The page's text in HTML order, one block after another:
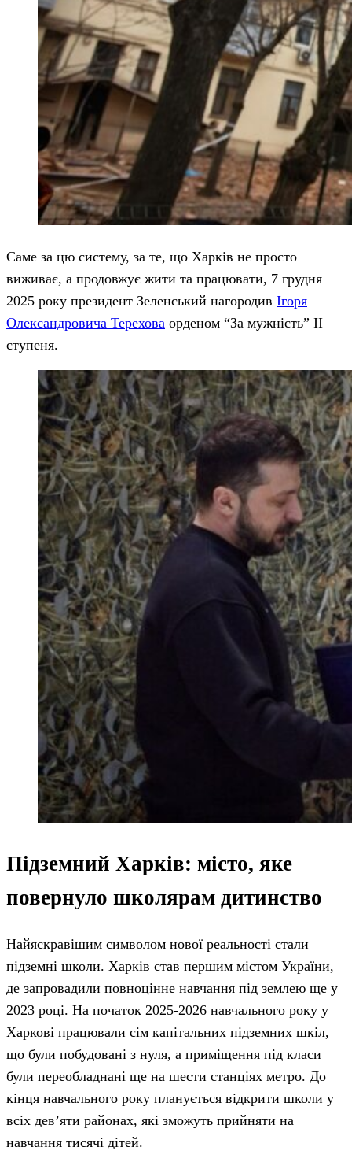
Саме за цю систему, за те, що Харків не просто
виживає, а продовжує жити та працювати, 7 грудня
2025 року президент Зеленський нагородив Ігоря
Олександровича Терехова орденом “За мужність” II
ступеня.
Підземний Харків: місто, яке
повернуло школярам дитинство
Найяскравішим символом нової реальності стали
підземні школи. Харків став першим містом України,
де запровадили повноцінне навчання під землею ще у
2023 році. На початок 2025-2026 навчального року у
Харкові працювали сім капітальних підземних шкіл,
що були побудовані з нуля, а приміщення під класи
були переобладнані ще на шести станціях метро. До
кінця навчального року планується відкрити школи у
всіх дев’яти районах, які зможуть прийняти на
навчання тисячі дітей.